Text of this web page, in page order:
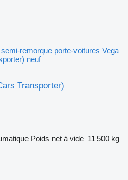
semi-remorque porte-voitures Vega
neuf
Transporter)
Poids net à vide 11 500 kg